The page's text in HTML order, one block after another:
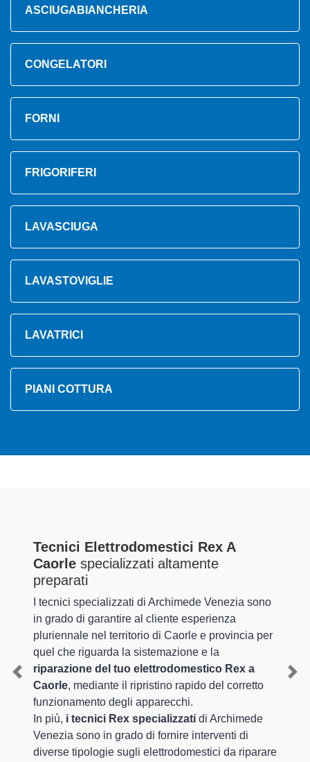
ASCIUGABIANCHERIA
CONGELATORI
FORNI
FRIGORIFERI
LAVASCIUGA
LAVASTOVIGLIE
LAVATRICI
PIANI COTTURA
Tecnici Elettrodomestici Rex A
Caorle specializzati altamente
preparati
I tecnici specializzati di Archimede Venezia sono
in grado di garantire al cliente esperienza
pluriennale nel territorio di Caorle e provincia per
quel che riguarda la sistemazione e la
riparazione del tuo elettrodomestico Rex a
Caorle, mediante il ripristino rapido del corretto
funzionamento degli apparecchi.
In più, i tecnici Rex specializzati di Archimede
Venezia sono in grado di fornire interventi di
diverse tipologie sugli elettrodomestici da riparare
Previous